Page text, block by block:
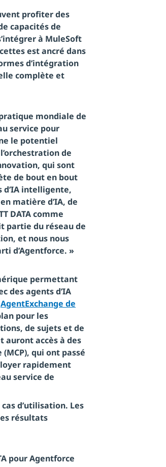
profiter des
capacités de
à MuleSoft
est ancré dans
d’intégration
complète et
mondiale de
service pour
le potentiel
de
qui sont
de bout en bout
d’IA intelligente,
matière d’IA, de
DATA comme
partie du réseau de
et nous nous
d’Agentforce. »
permettant
des agents d’IA
AgentExchange de
pour les
de sujets et de
auront accès à des
qui ont passé
rapidement
service de
d’utilisation. Les
résultats
pour Agentforce